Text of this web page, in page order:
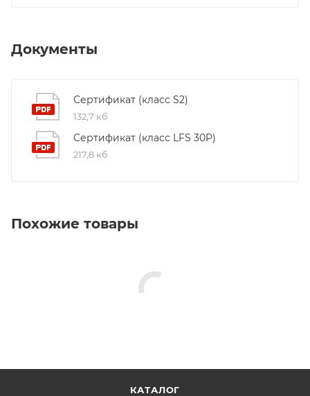
Документы
Сертификат (класс S2)
132,7 кб
Сертификат (класс LFS 30P)
217,8 кб
Похожие товары
КАТАЛОГ